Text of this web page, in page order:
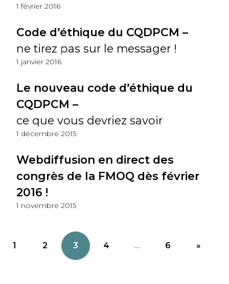
1 février 2016
Code d’éthique du CQDPCM –
ne tirez pas sur le messager !
1 janvier 2016
Le nouveau code d’éthique du
CQDPCM –
ce que vous devriez savoir
1 décembre 2015
Webdiffusion en direct des
congrès de la FMOQ dès février
2016 !
1 novembre 2015
1 2 3 4 ... 6 »